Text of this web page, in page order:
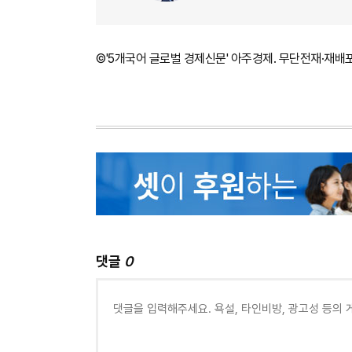
©'5개국어 글로벌 경제신문' 아주경제. 무단전재·재배
댓글 0